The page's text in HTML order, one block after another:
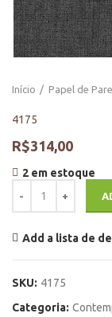
Início Papel de
4175
R$314,00
2 em estoque
Add a lista de
SKU: 4175
Categoria: